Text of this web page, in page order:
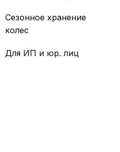
Сезонное хранение
колес
Для ИП и юр. лиц